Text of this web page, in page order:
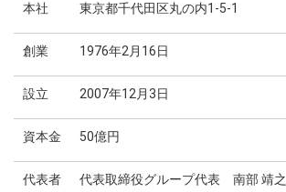
本社 東京都千代田区丸の内1-5-1
創業 1976年2月16日
設立 2007年12月3日
資本金 50億円
代表者 代表取締役グループ代表 南部 靖之